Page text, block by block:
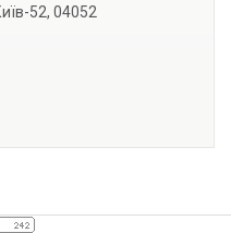
52, 04052